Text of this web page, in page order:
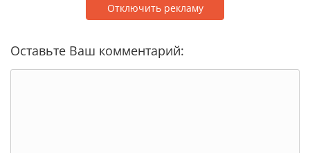
Отключить рекламу
Оставьте Ваш комментарий: